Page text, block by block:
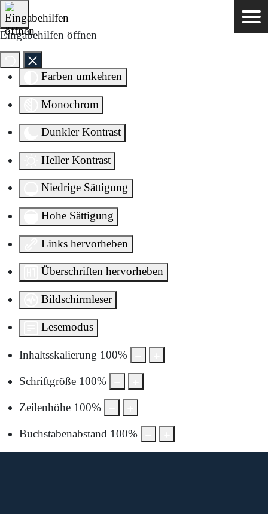
Eingabehilfen öffnen
Farben umkehren
Monochrom
Dunkler Kontrast
Heller Kontrast
Niedrige Sättigung
Hohe Sättigung
Links hervorheben
Überschriften hervorheben
Bildschirmleser
Lesemodus
Inhaltsskalierung 100%
Schriftgröße 100%
Zeilenhöhe 100%
Buchstabenabstand 100%
Direkt zum Inhalt springen